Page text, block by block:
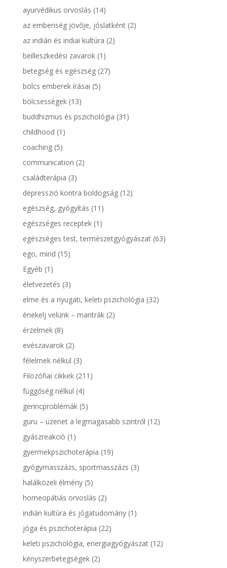
ayurvédikus orvoslás (14)
az emberiség jövője, jóslatként(2)
az indián és indiai kultúra (2)
beilleszkedési zavarok(1)
betegség és egészség(27)
bölcs emberek írásai (5)
bölcsességek(13)
buddhizmus és pszichológia (31)
childhood (1)
coaching(5)
communication (2)
családterápia (3)
depresszió kontra boldogság(12)
egészség, gyógyítás (11)
egészséges receptek(1)
egészséges test, természetgyógyászat(63)
ego, mind (15)
Egyéb (1)
életvezetés (3)
elme és a nyugati, keleti pszichológia (32)
énekelj velünk – mantrák(2)
érzelmek(8)
evészavarok(2)
félelmek nélkül (3)
Filozófiai cikkek(211)
függőség nélkül (4)
gerincproblémák(5)
guru – üzenet a legmagasabb szintről (12)
gyászreakció (1)
gyermekpszichoterápia (19)
gyógymasszázs, sportmasszázs (3)
halálközeli élmény(5)
homeopátiás orvoslás (2)
indián kultúra és jógatudomány(1)
jóga és pszichoterápia (22)
keleti pszichológia, energiagyógyászat(12)
kényszerbetegségek(2)